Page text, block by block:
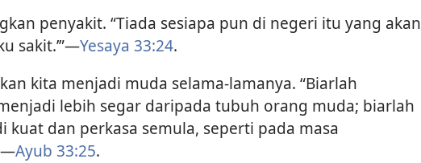
penyakit. “Tiada sesiapa pun di negeri itu yang akan
sakit.’”—Yesaya 33:24.
kita menjadi muda selama-lamanya. “Biarlah
lebih segar daripada tubuh orang muda; biarlah
kuat dan perkasa semula, seperti pada masa
Ayub 33:25.